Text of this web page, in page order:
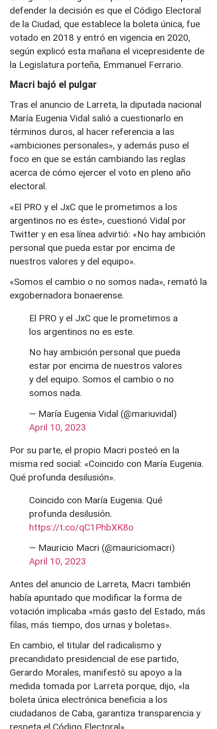
defender la decisión es que el Código Electoral
de la Ciudad, que establece la boleta única, fue
votado en 2018 y entró en vigencia en 2020,
según explicó esta mañana el vicepresidente de
la Legislatura porteña, Emmanuel Ferrario.
Macri bajó el pulgar
Tras el anuncio de Larreta, la diputada nacional
María Eugenia Vidal salió a cuestionarlo en
términos duros, al hacer referencia a las
«ambiciones personales», y además puso el
foco en que se están cambiando las reglas
acerca de cómo ejercer el voto en pleno año
electoral.
«El PRO y el JxC que le prometimos a los
argentinos no es éste», cuestionó Vidal por
Twitter y en esa línea advirtió: «No hay ambición
personal que pueda estar por encima de
nuestros valores y del equipo».
«Somos el cambio o no somos nada», remató la
exgobernadora bonaerense.
El PRO y el JxC que le prometimos a
los argentinos no es este.
No hay ambición personal que pueda
estar por encima de nuestros valores
y del equipo. Somos el cambio o no
somos nada.
— María Eugenia Vidal (@mariuvidal)
April 10, 2023
Por su parte, el propio Macri posteó en la
misma red social: «Coincido con María Eugenia.
Qué profunda desilusión».
Coincido con María Eugenia. Qué
profunda desilusión.
https://t.co/qC1PhbXK8o
— Mauricio Macri (@mauriciomacri)
April 10, 2023
Antes del anuncio de Larreta, Macri también
había apuntado que modificar la forma de
votación implicaba «más gasto del Estado, más
filas, más tiempo, dos urnas y boletas».
En cambio, el titular del radicalismo y
precandidato presidencial de ese partido,
Gerardo Morales, manifestó su apoyo a la
medida tomada por Larreta porque, dijo, «la
boleta única electrónica beneficia a los
ciudadanos de Caba, garantiza transparencia y